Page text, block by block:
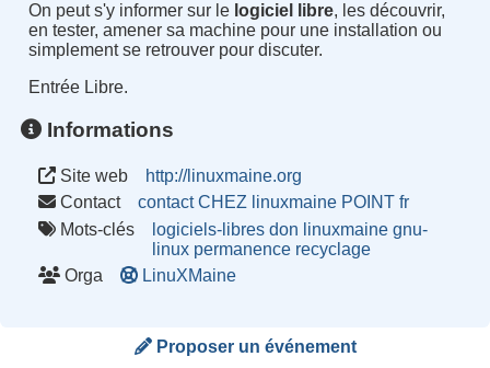
On peut s'y informer sur lelogiciel libre, les découvrir,
en tester, amener sa machine pour une installation ou
simplement se retrouver pour discuter.
Entrée Libre.
Informations
Site web
http://linuxmaine.org
Contact
contact CHEZ linuxmaine POINT fr
Mots-clés
logiciels-libres don linuxmaine gnu-
linux permanence recyclage
Orga
LinuXMaine
Proposer un événement